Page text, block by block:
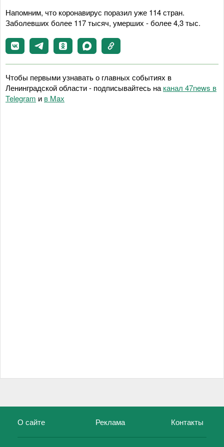
Напомним, что коронавирус поразил уже 114 стран.
Заболевших более 117 тысяч, умерших - более 4,3 тыс.
Чтобы первыми узнавать о главных событиях в
Ленинградской области - подписывайтесь на канал 47news в
Telegram и в Maх
О сайте Реклама Контакты